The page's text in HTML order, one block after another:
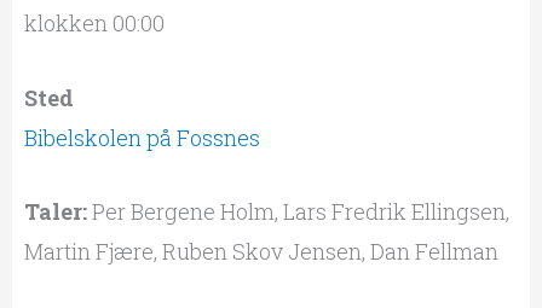
klokken 00:00
Sted
Bibelskolen på Fossnes
Taler:Per Bergene Holm, Lars Fredrik Ellingsen,
Martin Fjære, Ruben Skov Jensen, Dan Fellman